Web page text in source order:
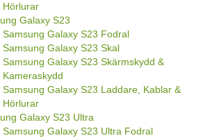
Hörlurar
Galaxy S23
Samsung Galaxy S23 Fodral
Samsung Galaxy S23 Skal
Samsung Galaxy S23 Skärmskydd &
Kameraskydd
Samsung Galaxy S23 Laddare, Kablar &
Hörlurar
Galaxy S23 Ultra
Samsung Galaxy S23 Ultra Fodral